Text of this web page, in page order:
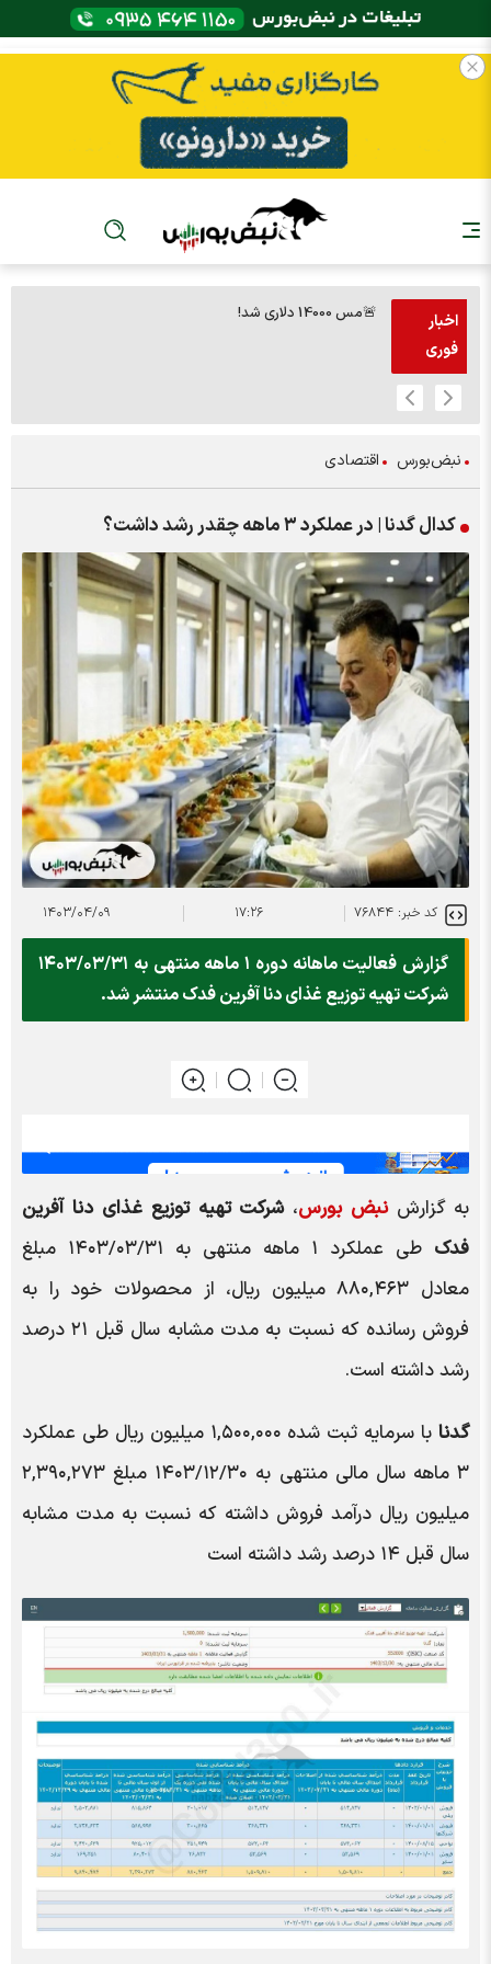
اخبار
فوری
🚨مس 14000 دلاری شد!
نبض‌بورس اقتصادی
کدال گدنا | در عملکرد ۳ ماهه چقدر رشد داشت؟
کد خبر: ۷۶۸۴۴ ۱۷:۲۶ ۱۴۰۳/۰۴/۰۹
گزارش فعالیت ماهانه دوره ۱ ماهه منتهی به ۱۴۰۳/۰۳/۳۱
شرکت تهیه توزیع غذای دنا آفرین فدک منتشر شد.
به گزارش نبض بورس،شرکت تهیه توزیع غذای دنا آفرین
فدک
طی عملکرد ۱ ماهه منتهی به ۱۴۰۳/۰۳/۳۱ مبلغ
معادل ۸۸۰,۴۶۳ میلیون ریال، از محصولات خود را به
فروش رسانده که نسبت به مدت مشابه سال قبل ۲۱ درصد
رشد داشته است.
گدنا
با سرمایه ثبت شده ۱,۵۰۰,۰۰۰ میلیون ریال طی عملکرد
۳ ماهه سال مالی منتهی به ۱۴۰۳/۱۲/۳۰ مبلغ ۲,۳۹۰,۲۷۳
میلیون ریال درآمد فروش داشته که نسبت به مدت مشابه
سال قبل ۱۴ درصد رشد داشته است